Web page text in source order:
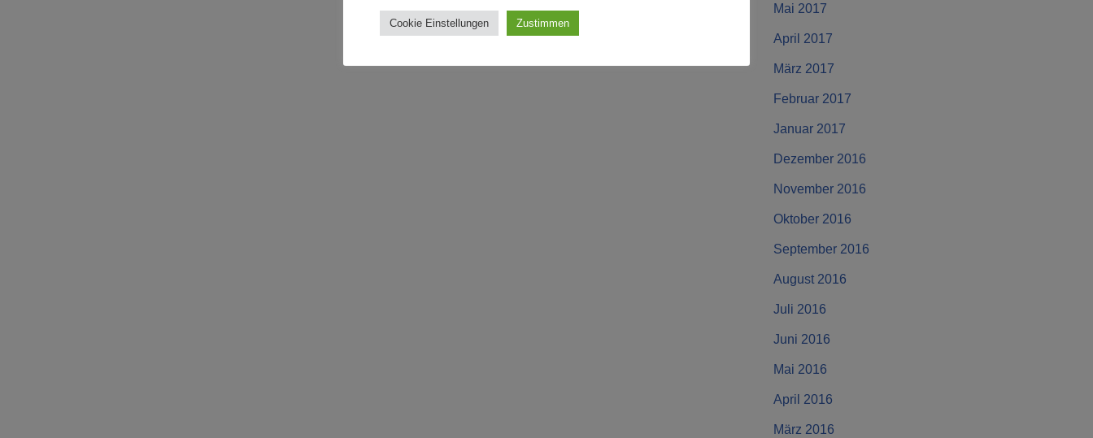
Mai 2017
April 2017
März 2017
Februar 2017
Januar 2017
Dezember 2016
November 2016
Oktober 2016
September 2016
August 2016
Juli 2016
Juni 2016
Mai 2016
April 2016
März 2016
Cookie Einstellungen Zustimmen